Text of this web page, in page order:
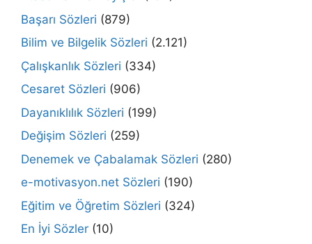
Başarı Sözleri (879)
Bilim ve Bilgelik Sözleri (2.121)
Çalışkanlık Sözleri (334)
Cesaret Sözleri (906)
Dayanıklılık Sözleri (199)
Değişim Sözleri (259)
Denemek ve Çabalamak Sözleri (280)
e-motivasyon.net Sözleri (190)
Eğitim ve Öğretim Sözleri (324)
En İyi Sözler (10)